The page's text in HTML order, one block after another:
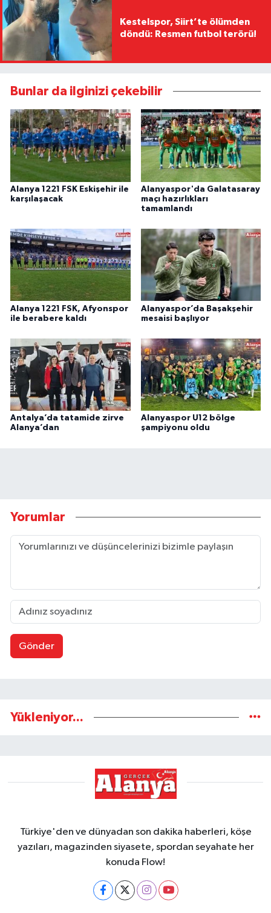
Kestelspor, Siirt’te ölümden
döndü: Resmen futbol terörü!
Bunlar da ilginizi çekebilir
Alanya 1221 FSK Eskişehir ile
karşılaşacak
Alanyaspor'da Galatasaray
maçı hazırlıkları
tamamlandı
Alanya 1221 FSK, Afyonspor
ile berabere kaldı
Alanyaspor’da Başakşehir
mesaisi başlıyor
Antalya’da tatamide zirve
Alanya’dan
Alanyaspor U12 bölge
şampiyonu oldu
Yorumlar
Gönder
Yükleniyor...
Türkiye'den ve dünyadan son dakika haberleri, köşe
yazıları, magazinden siyasete, spordan seyahate her
konuda Flow!